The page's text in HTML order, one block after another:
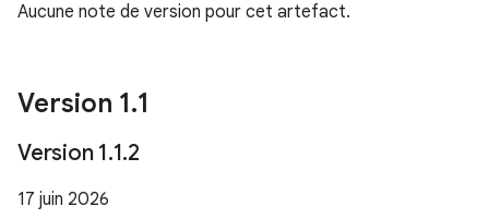
Aucune note de version pour cet artefact.
Version 1.1
Version 1.1.2
17 juin 2026